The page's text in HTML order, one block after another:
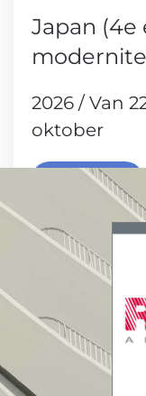
Japan (4e
2026 / Van
oktober
Lees meer